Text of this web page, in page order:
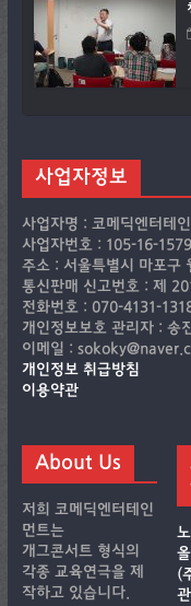
사업자정보
사업자명 : 코메딕엔터테
사업자번호 : 105-16-
주소 : 서울특별시 마포구
통신판매 신고번호 : 제
전화번호 : 070-4131-
개인정보보호 관리자 : 송
이메일 :
개인정보 취급방침
이용약관
About Us
저희 코메딕엔터테인
먼트는
개그콘서트 형식의
각종 교육연극을 제
작하고 있습니다.
(